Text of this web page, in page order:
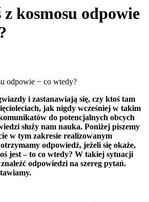
kosmosu odpowie
i zastanawiają się, czy ktoś tam
jak nigdy wcześniej w takim
do potencjalnych obcych
służy nam nauka. Poniżej piszemy
w tym zakresie realizowanym
odpowiedź, jeżeli się okaże,
jest – to co wtedy? W takiej sytuacji
odpowiedzi na szereg pytań.